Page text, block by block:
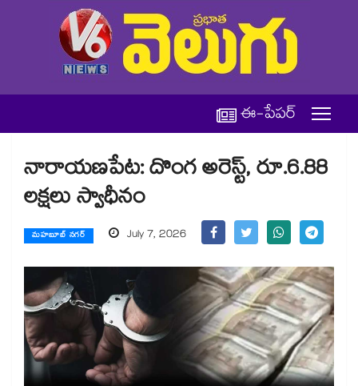
ఈ-పేపర్
నారాయణపేట: దొంగ అరెస్ట్, రూ.6.88
లక్షలు స్వాధీనం
మహబూబ్ నగర్ July 7, 2026